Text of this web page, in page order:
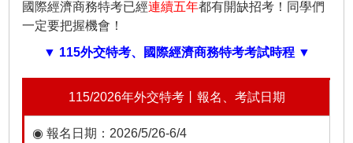
國際經濟商務特考已經連續五年都有開缺招考！同學們
一定要把握機會！
▼ 115外交特考、國際經濟商務特考考試時程 ▼
115/2026年外交特考丨報名、考試日期
◉ 報名日期：2026/5/26-6/4